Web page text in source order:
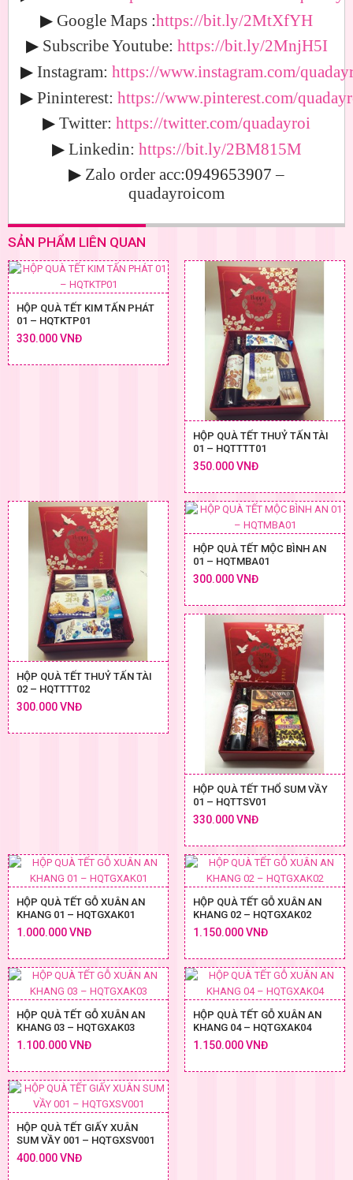
▶ Google Maps :https://bit.ly/2MtXfYH
▶ Subscribe Youtube: https://bit.ly/2MnjH5I
▶ Instagram: https://www.instagram.com/
▶ Pininterest: https://www.pinterest.com/
▶ Twitter: https://twitter.com/quadayroi
▶ Linkedin: https://bit.ly/2BM815M
▶ Zalo order acc:0949653907–
quadayroicom
SẢN PHẨM LIÊN QUAN
HỘP QUÀ TẾT KIM TẤN PHÁT
01 – HQTKTP01
330.000 VNĐ
HỘP QUÀ TẾT THUỶ TẤN TÀI
01 – HQTTTT01
350.000 VNĐ
HỘP QUÀ TẾT THUỶ TẤN TÀI
02 – HQTTTT02
300.000 VNĐ
HỘP QUÀ TẾT MỘC BÌNH AN
01 – HQTMBA01
300.000 VNĐ
HỘP QUÀ TẾT THỔ SUM VẦY
01 – HQTTSV01
330.000 VNĐ
HỘP QUÀ TẾT GỖ XUÂN AN
KHANG 01 – HQTGXAK01
1.000.000 VNĐ
HỘP QUÀ TẾT GỖ XUÂN AN
KHANG 02 – HQTGXAK02
1.150.000 VNĐ
HỘP QUÀ TẾT GỖ XUÂN AN
KHANG 03 – HQTGXAK03
1.100.000 VNĐ
HỘP QUÀ TẾT GỖ XUÂN AN
KHANG 04 – HQTGXAK04
1.150.000 VNĐ
HỘP QUÀ TẾT GIẤY XUÂN
SUM VẦY 001 – HQTGXSV001
400.000 VNĐ